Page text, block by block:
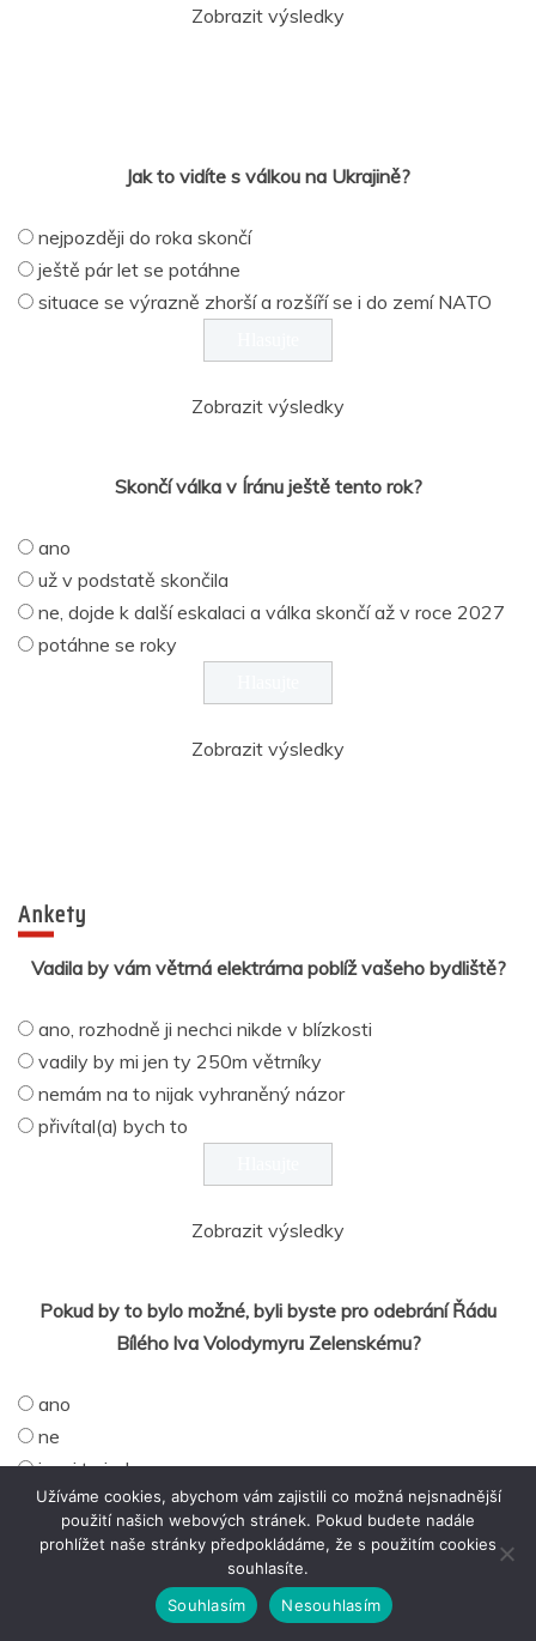
Zobrazit výsledky
Jak to vidíte s válkou na Ukrajině?
nejpozději do roka skončí
ještě pár let se potáhne
situace se výrazně zhorší a rozšíří se i do zemí NATO
Zobrazit výsledky
Skončí válka v Íránu ještě tento rok?
ano
už v podstatě skončila
ne, dojde k další eskalaci a válka skončí až v roce 2027
potáhne se roky
Zobrazit výsledky
Ankety
Vadila by vám větrná elektrárna poblíž vašeho bydliště?
ano, rozhodně ji nechci nikde v blízkosti
vadily by mi jen ty 250m větrníky
nemám na to nijak vyhraněný názor
přivítal(a) bych to
Zobrazit výsledky
Pokud by to bylo možné, byli byste pro odebrání Řádu
Bílého lva Volodymyru Zelenskému?
ano
ne
je mi to jedno
Zobrazit výsledky
Užíváme cookies, abychom vám zajistili co možná nejsnadnější
použití našich webových stránek. Pokud budete nadále
prohlížet naše stránky předpokládáme, že s použitím cookies
souhlasíte.
Souhlasím
Nesouhlasím